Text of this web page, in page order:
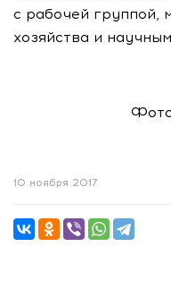
с рабочей группой,
хозяйства и
10 ноября 2017